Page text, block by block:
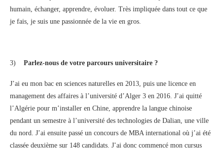
humain, échanger, apprendre, évoluer. Très impliquée dans tout ce que
je fais, je suis une passionnée de la vie en gros.
3) Parlez-nous de votre parcours universitaire ?
J’ai eu mon bac en sciences naturelles en 2013, puis une licence en
management des affaires à l’université d’Alger 3 en 2016. J’ai quitté
l’Algérie pour m’installer en Chine, apprendre la langue chinoise
pendant un semestre à l’université des technologies de Dalian, une ville
du nord. J’ai ensuite passé un concours de MBA international où j’ai été
classée deuxième sur 148 candidats. J’ai donc commencé mon cursus